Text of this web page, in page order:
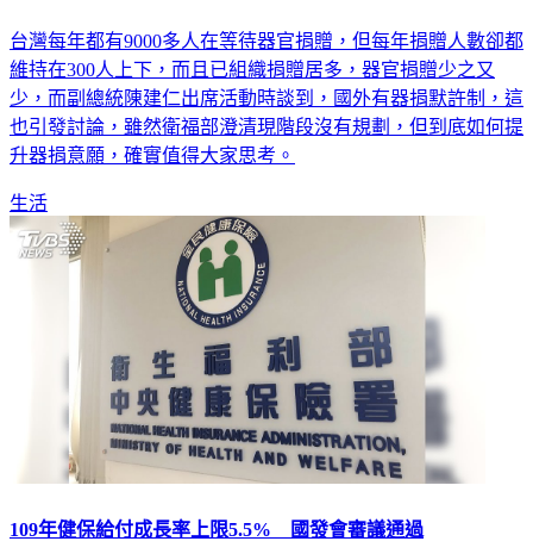
台灣每年都有9000多人在等待器官捐贈，但每年捐贈人數卻都
維持在300人上下，而且已組織捐贈居多，器官捐贈少之又
少，而副總統陳建仁出席活動時談到，國外有器捐默許制，這
也引發討論，雖然衛福部澄清現階段沒有規劃，但到底如何提
升器捐意願，確實值得大家思考。
生活
109年健保給付成長率上限5.5% 國發會審議通過